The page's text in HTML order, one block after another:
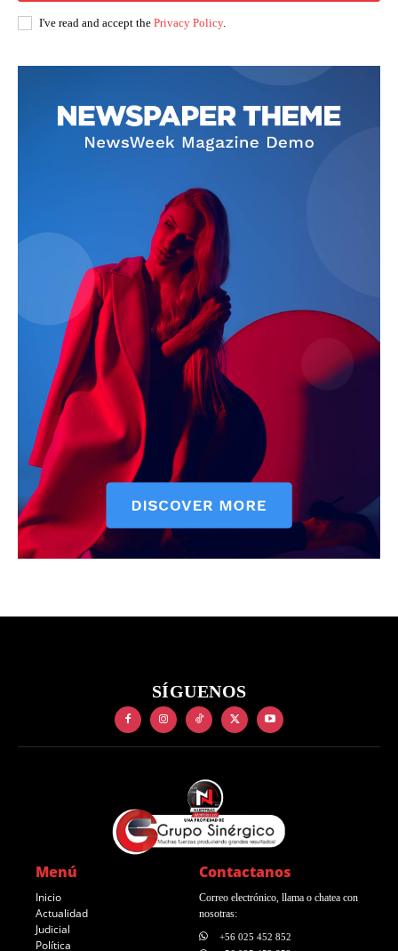
I've read and accept the Privacy Policy.
SÍGUENOS
Menú
Inicio
Actualidad
Judicial
Política
Contactanos
Correo electrónico, llama o chatea con
nosotras:
+56 025 452 852